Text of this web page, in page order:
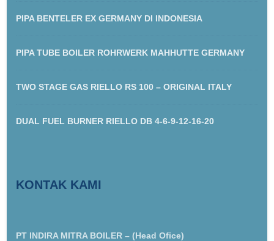
PIPA BENTELER EX GERMANY DI INDONESIA
PIPA TUBE BOILER ROHRWERK MAHHUTTE GERMANY
TWO STAGE GAS RIELLO RS 100 – ORIGINAL ITALY
DUAL FUEL BURNER RIELLO DB 4-6-9-12-16-20
KONTAK KAMI
PT INDIRA MITRA BOILER – (Head Ofice)